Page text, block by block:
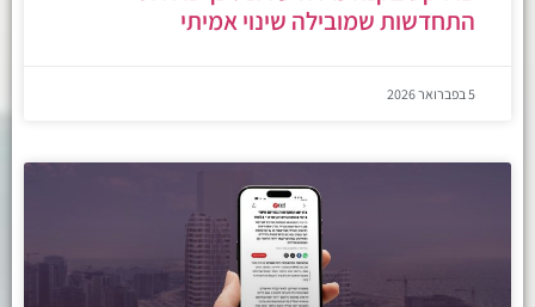
התחדשות שמובילה שינוי אמיתי
5 בפברואר 2026